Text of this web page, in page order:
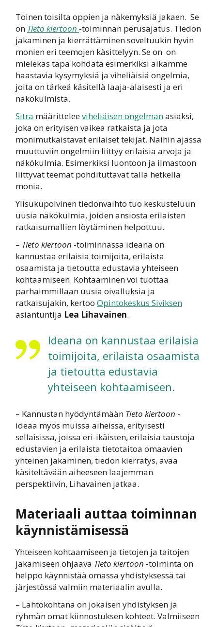
Toinen toisilta oppien ja näkemyksiä jakaen. Se
on Tieto kiertoon -toiminnan perusajatus. Tiedon
jakaminen ja kierrättäminen soveltuukin hyvin
monien eri teemojen käsittelyyn. Se on on
mielekäs tapa kohdata esimerkiksi aikamme
haastavia kysymyksiä ja viheliäisiä ongelmia,
joita on tärkeä käsitellä laaja-alaisesti ja eri
näkökulmista.
Sitra määritteleeviheliäisen ongelmanasiaksi,
joka on erityisen vaikea ratkaista ja jota
monimutkaistavat erilaiset tekijät. Näihin ajassa
muuttuviin ongelmiin liittyy erilaisia arvoja ja
näkökulmia. Esimerkiksi luontoon ja ilmastoon
liittyvät teemat pohdituttavat tällä hetkellä
monia.
Ylisukupolvinen tiedonvaihto tuo keskusteluun
uusia näkökulmia, joiden ansiosta erilaisten
ratkaisumallien löytäminen helpottuu.
– Tieto kiertoon -toiminnassa ideana on
kannustaa erilaisia toimijoita, erilaista
osaamista ja tietoutta edustavia yhteiseen
kohtaamiseen. Kohtaaminen voi tuottaa
parhaimmillaan uusia oivalluksia ja
ratkaisujakin, kertoo Opintokeskus Siviksen
asiantuntija Lea Lihavainen.
Ideana on kannustaa erilaisia
toimijoita, erilaista osaamista
ja tietoutta edustavia
yhteiseen kohtaamiseen.
– Kannustan hyödyntämään Tieto kiertoon -
ideaa myös muissa aiheissa, erityisesti
sellaisissa, joissa eri-ikäisten, erilaisia taustoja
edustavien ja erilaista tietotaitoa omaavien
yhteinen jakaminen, tiedon kierrätys, avaa
käsiteltävään aiheeseen laajemman
perspektiivin, Lihavainen jatkaa.
Materiaali auttaa toiminnan
käynnistämisessä
Yhteiseen kohtaamiseen ja tietojen ja taitojen
jakamiseen ohjaava Tieto kiertoon -toiminta on
helppo käynnistää omassa yhdistyksessä tai
järjestössä valmiin materiaalin avulla.
– Lähtökohtana on jokaisen yhdistyksen ja
ryhmän omat kiinnostuksen kohteet. Valmiiseen